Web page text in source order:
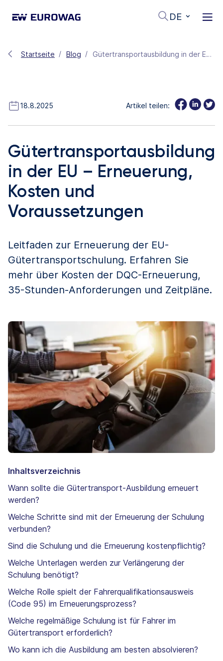
DE
Startseite Blog Gütertransportausbildung in der EU – Erneuerung, Kosten und Voraussetzungen
18.8.2025 Artikel teilen:
Gütertransportausbildung
in der EU – Erneuerung,
Kosten und
Voraussetzungen
Leitfaden zur Erneuerung der EU-
Gütertransportschulung. Erfahren Sie
mehr über Kosten der DQC-Erneuerung,
35-Stunden-Anforderungen und Zeitpläne.
Inhaltsverzeichnis
Wann sollte die Gütertransport-Ausbildung erneuert
werden?
Welche Schritte sind mit der Erneuerung der Schulung
verbunden?
Sind die Schulung und die Erneuerung kostenpflichtig?
Welche Unterlagen werden zur Verlängerung der
Schulung benötigt?
Welche Rolle spielt der Fahrerqualifikationsausweis
(Code 95) im Erneuerungsprozess?
Welche regelmäßige Schulung ist für Fahrer im
Gütertransport erforderlich?
Wo kann ich die Ausbildung am besten absolvieren?